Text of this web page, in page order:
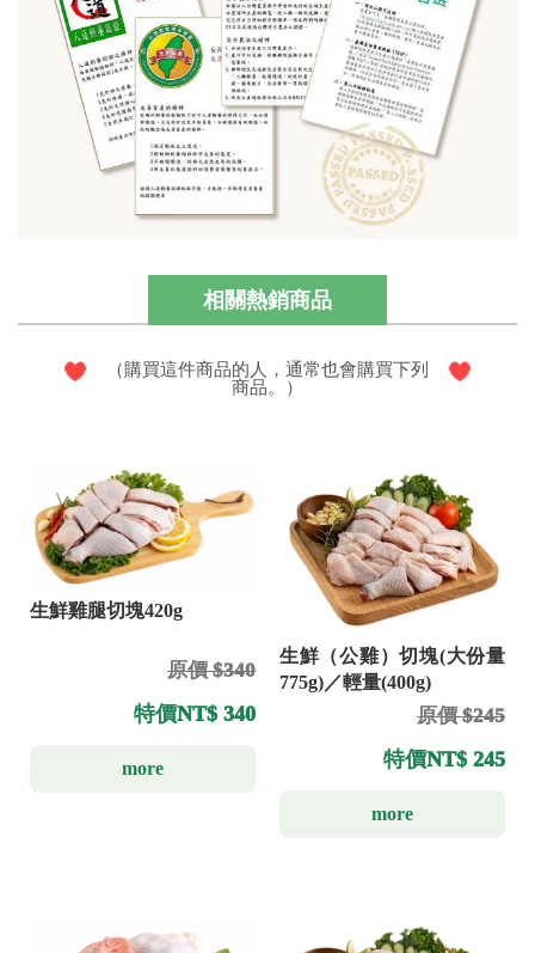
相關熱銷商品
（購買這件商品的人，通常也會購買下列
商品。）
生鮮雞腿切塊420g
原價 $340
特價NT$ 340
more
生鮮（公雞）切塊(大份量
775g)／輕量(400g)
原價 $245
特價NT$ 245
more